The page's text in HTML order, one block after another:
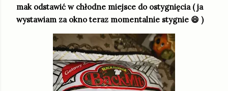
mak odstawić w chłodne miejsce do ostygnięcia ( ja
wystawiam za okno teraz momentalnie stygnie 😄 )